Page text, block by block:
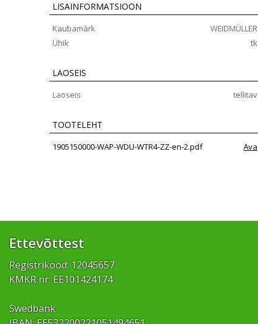
LISAINFORMATSIOON
Kaubamärk
WEIDMÜLLER
Ühik
tk
LAOSEIS
Laoseis tellitav
TOOTELEHT
1905150000-WAP-WDU-WTR4-ZZ-en-2.pdf Ava
Ettevõttest
Registrikood: 12045657
KMKR nr: EE101424174
Swedbank